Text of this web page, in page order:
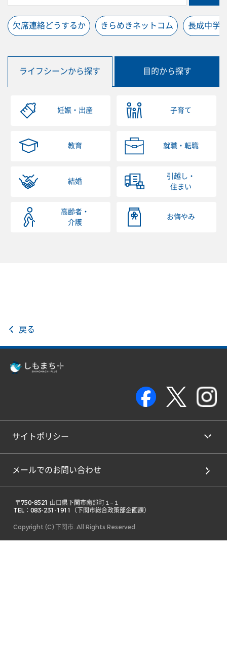
欠席連絡どうするか きらめきネットコム 長成中学
ライフシーンから探す 目的から探す
妊娠・出産 子育て
教育 就職・転職
結婚
引越し・
住まい
高齢者・
介護
お悔やみ
戻る
サイトポリシー
メールでのお問い合わせ
TEL：083-231-1911（下関市総合政策部企画課）
Copyright (C) 下関市. All Rights Reserved.